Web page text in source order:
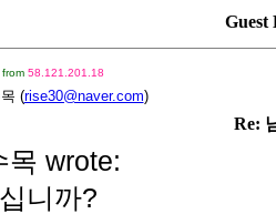
Guest
58.121.201.18
(rise30@naver.com)
Re:
목 wrote:
니까?